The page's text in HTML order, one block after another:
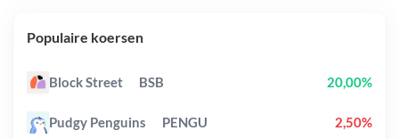
Populaire koersen
Block Street BSB 20,00%
Pudgy Penguins PENGU 2,50%